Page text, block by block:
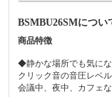
BSMBU26SMについ
商品特徴
◆静かな場所でも気に
クリック音の音圧レベ
会議中、夜中、カフェ